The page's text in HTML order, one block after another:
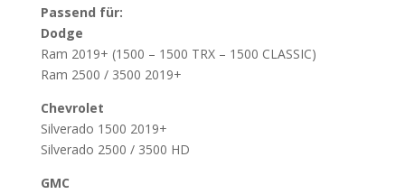
Passend für:
Dodge
Ram 2019+ (1500 – 1500 TRX – 1500 CLASSIC)
Ram 2500 / 3500 2019+
Chevrolet
Silverado 1500 2019+
Silverado 2500 / 3500 HD
GMC